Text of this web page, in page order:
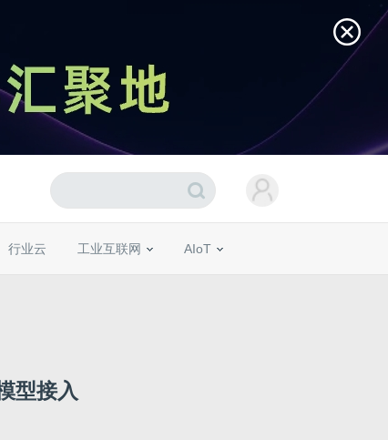
行业云 工业互联网 AIoT
型接入